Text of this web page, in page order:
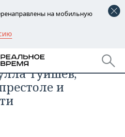
на мобильную
гармонист-
Туишев,
и